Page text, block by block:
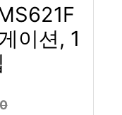
이션, 1